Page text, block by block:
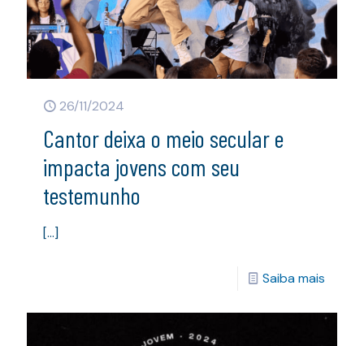
26/11/2024
Cantor deixa o meio secular e
impacta jovens com seu
testemunho
[…]
Saiba mais